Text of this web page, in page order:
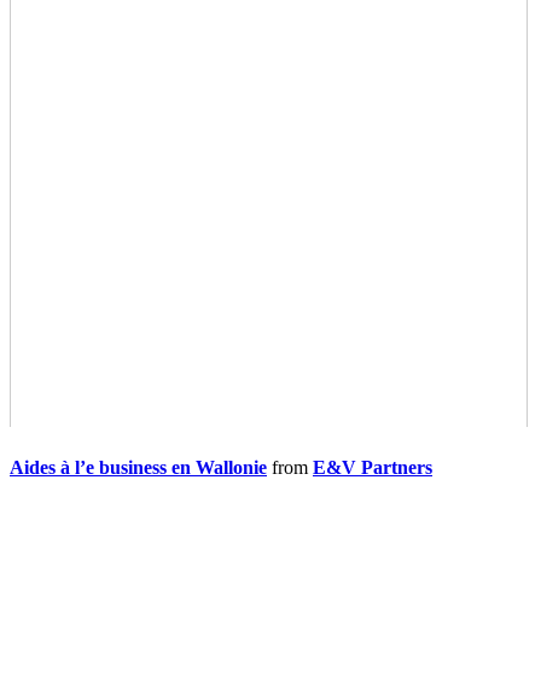
Aides à l’e business en Wallonie from E&V Partners